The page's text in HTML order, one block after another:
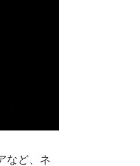
など、ネ